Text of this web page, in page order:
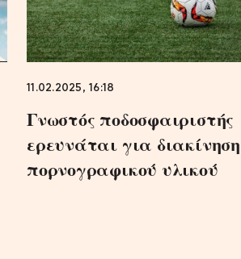
11.02.2025, 16:18
Γνωστός ποδοσφαιριστής
ερευνάται για διακίνηση
πορνογραφικού υλικού